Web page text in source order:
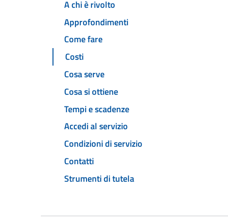
A chi è rivolto
Approfondimenti
Come fare
Costi
Cosa serve
Cosa si ottiene
Tempi e scadenze
Accedi al servizio
Condizioni di servizio
Contatti
Strumenti di tutela